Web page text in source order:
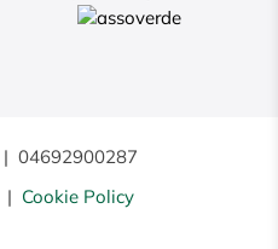
| 04692900287
| Cookie Policy